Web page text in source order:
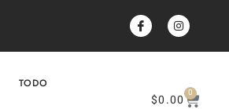
TODO
$0.00 0